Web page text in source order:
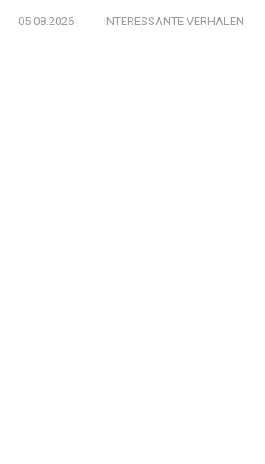
05.08.2026 INTERESSANTE VERHALEN